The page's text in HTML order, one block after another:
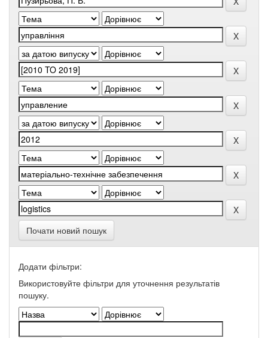
Почати новий пошук
Додати фільтри:
Використовуйте фільтри для уточнення результатів
пошуку.